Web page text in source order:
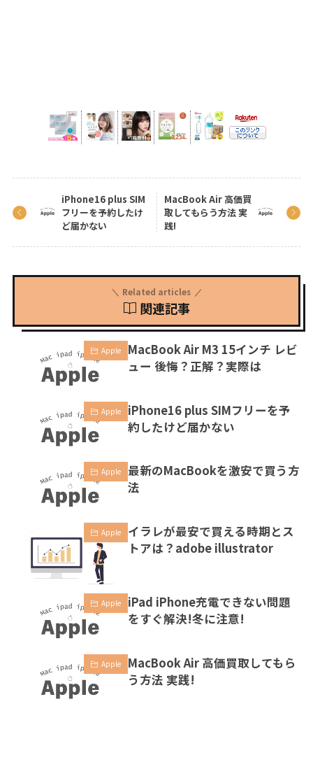
iPhone16 plus SIM
フリーを予約したけ
ど届かない
MacBook Air 高価買
取してもらう方法 実
践!
関連記事
Related articles
Apple
MacBook Air M3 15インチ レビ
ュー 後悔？正解？実際は
Apple
iPhone16 plus SIMフリーを予
約したけど届かない
Apple
最新のMacBookを激安で買う方
法
Apple
イラレが最安で買える時期とス
トアは？adobe illustrator
Apple
iPad iPhone充電できない問題
をすぐ解決!冬に注意!
Apple
MacBook Air 高価買取してもら
う方法 実践!